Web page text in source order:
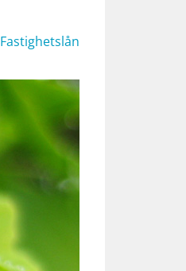
Fastighetslån